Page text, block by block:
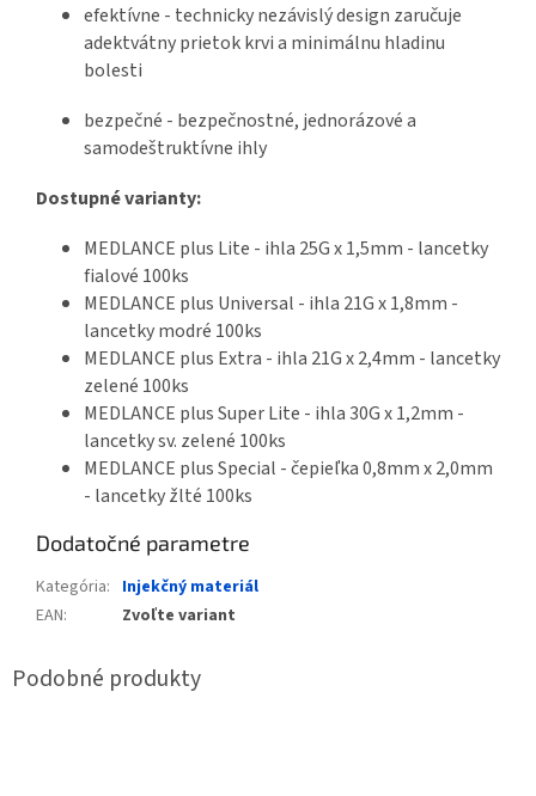
efektívne - technicky nezávislý design zaručuje
adektvátny prietok krvi a minimálnu hladinu
bolesti
bezpečné - bezpečnostné, jednorázové a
samodeštruktívne ihly
Dostupné varianty:
MEDLANCE plus Lite - ihla 25G x 1,5mm - lancetky
fialové 100ks
MEDLANCE plus Universal - ihla 21G x 1,8mm -
lancetky modré 100ks
MEDLANCE plus Extra - ihla 21G x 2,4mm - lancetky
zelené 100ks
MEDLANCE plus Super Lite - ihla 30G x 1,2mm -
lancetky sv. zelené 100ks
MEDLANCE plus Special - čepieľka 0,8mm x 2,0mm
- lancetky žlté 100ks
Dodatočné parametre
Kategória: Injekčný materiál
EAN: Zvoľte variant